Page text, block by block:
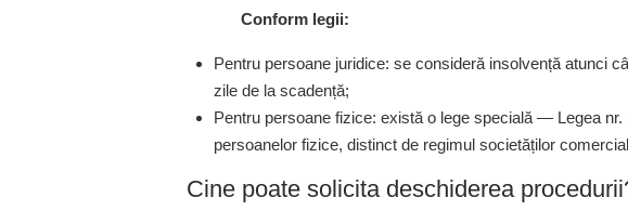
Conform legii:
Pentru persoane juridice: se consideră insolvență atunci
zile de la scadență;
Pentru persoane fizice: există o lege specială — Legea
persoanelor fizice, distinct de regimul societăților
Cine poate solicita deschiderea